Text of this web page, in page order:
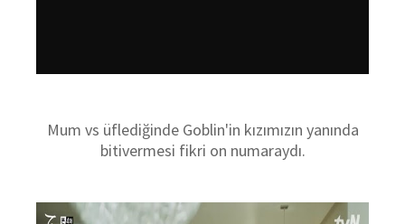
Mum vs üflediğinde Goblin'in kızımızın yanında
bitivermesi fikri on numaraydı.